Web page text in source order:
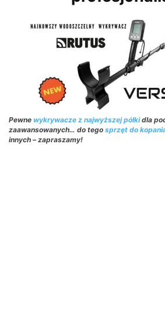
Pewne wykrywacze z najwyższej półkidla
zaawansowanych… do tego sprzęt do
innych – zapraszamy!